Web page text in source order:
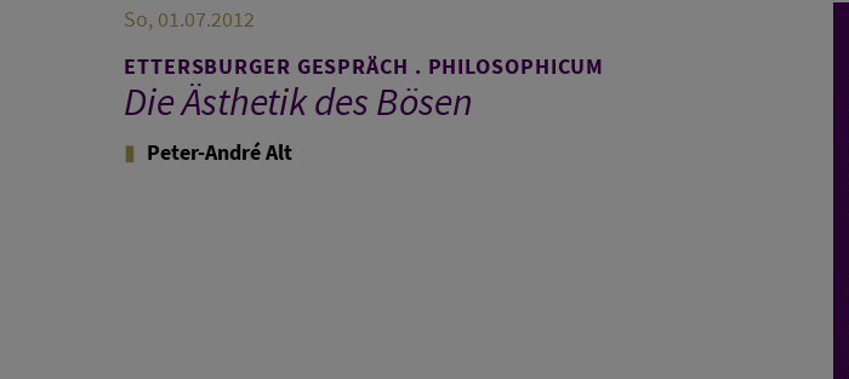
So, 01.07.2012
ETTERSBURGER GESPRÄCH . PHILOSOPHICUM
Die Ästhetik des Bösen
Peter-André Alt